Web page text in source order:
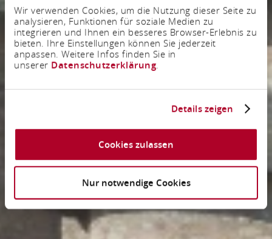
Wir verwenden Cookies, um die Nutzung dieser Seite zu
analysieren, Funktionen für soziale Medien zu
integrieren und Ihnen ein besseres Browser-Erlebnis zu
bieten. Ihre Einstellungen können Sie jederzeit
anpassen. Weitere Infos finden Sie in
unserer Datenschutzerklärung.
Details zeigen
Cookies zulassen
Nur notwendige Cookies